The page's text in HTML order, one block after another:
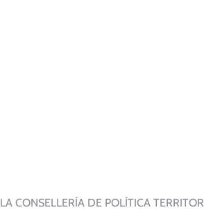
CONSELLERÍA DE POLÍTICA